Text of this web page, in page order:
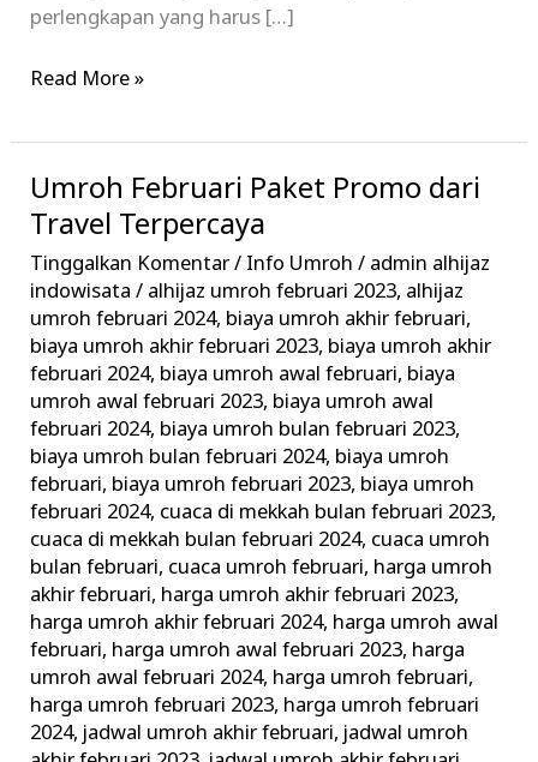
perlengkapan yang harus […]
Read More »
Umroh Februari Paket Promo dari
Travel Terpercaya
Tinggalkan Komentar/ Info Umroh / admin alhijaz
indowisata/ alhijaz umroh februari 2023, alhijaz
umroh februari 2024, biaya umroh akhir februari,
biaya umroh akhir februari 2023, biaya umroh akhir
februari 2024, biaya umroh awal februari, biaya
umroh awal februari 2023, biaya umroh awal
februari 2024, biaya umroh bulan februari 2023,
biaya umroh bulan februari 2024, biaya umroh
februari, biaya umroh februari 2023, biaya umroh
februari 2024, cuaca di mekkah bulan februari 2023,
cuaca di mekkah bulan februari 2024, cuaca umroh
bulan februari, cuaca umroh februari, harga umroh
akhir februari, harga umroh akhir februari 2023,
harga umroh akhir februari 2024, harga umroh awal
februari, harga umroh awal februari 2023, harga
umroh awal februari 2024, harga umroh februari,
harga umroh februari 2023, harga umroh februari
2024, jadwal umroh akhir februari, jadwal umroh
Umroh
Februari
Paket
Promo
dari
Travel
Terpercaya